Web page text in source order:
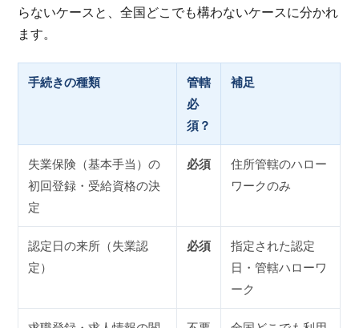
らないケースと、全国どこでも構わないケースに分かれ
ます。
手続きの種類
管轄
必
須？
補足
失業保険（基本手当）の
初回登録・受給資格の決
定
必須
住所管轄のハロー
ワークのみ
認定日の来所（失業認
定）
必須
指定された認定
日・管轄ハローワ
ーク